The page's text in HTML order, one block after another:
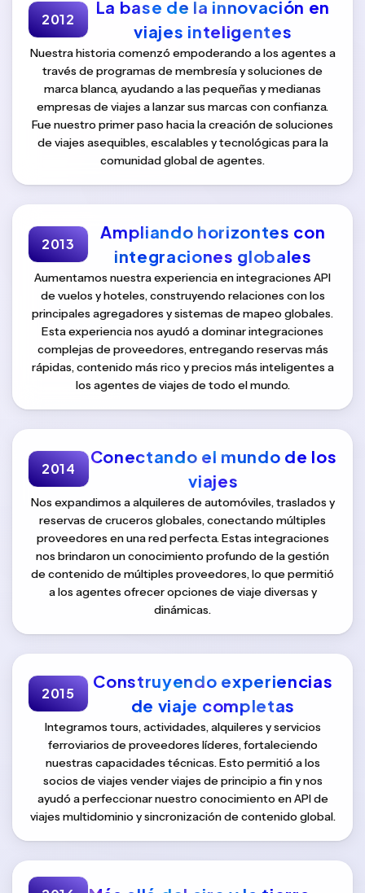
2012
La base de la innovación en
viajes inteligentes
Nuestra historia comenzó empoderando a los agentes a
través de programas de membresía y soluciones de
marca blanca, ayudando a las pequeñas y medianas
empresas de viajes a lanzar sus marcas con confianza.
Fue nuestro primer paso hacia la creación de soluciones
de viajes asequibles, escalables y tecnológicas para la
comunidad global de agentes.
2013
Ampliando horizontes con
integraciones globales
Aumentamos nuestra experiencia en integraciones API
de vuelos y hoteles, construyendo relaciones con los
principales agregadores y sistemas de mapeo globales.
Esta experiencia nos ayudó a dominar integraciones
complejas de proveedores, entregando reservas más
rápidas, contenido más rico y precios más inteligentes a
los agentes de viajes de todo el mundo.
2014
Conectando el mundo de los
viajes
Nos expandimos a alquileres de automóviles, traslados y
reservas de cruceros globales, conectando múltiples
proveedores en una red perfecta. Estas integraciones
nos brindaron un conocimiento profundo de la gestión
de contenido de múltiples proveedores, lo que permitió
a los agentes ofrecer opciones de viaje diversas y
dinámicas.
2015
Construyendo experiencias
de viaje completas
Integramos tours, actividades, alquileres y servicios
ferroviarios de proveedores líderes, fortaleciendo
nuestras capacidades técnicas. Esto permitió a los
socios de viajes vender viajes de principio a fin y nos
ayudó a perfeccionar nuestro conocimiento en API de
viajes multidominio y sincronización de contenido global.